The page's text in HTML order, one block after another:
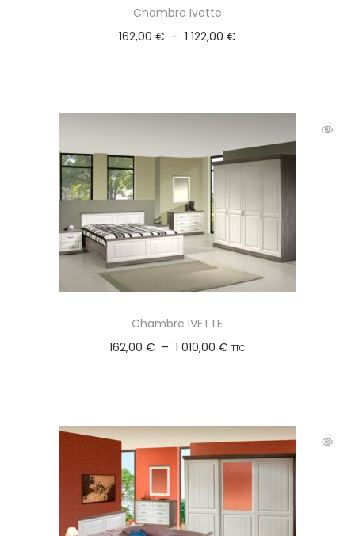
Chambre Ivette
162,00 € – 1 122,00 €
Chambre IVETTE
162,00 € – 1 010,00 € TTC